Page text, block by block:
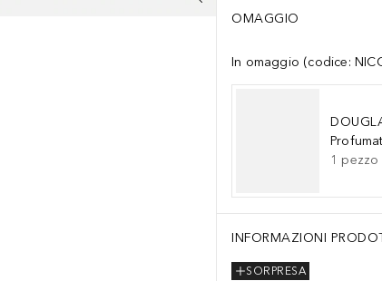
OMAGGIO
In omaggio (codice:
1 pezzo
INFORMAZIONI
SORPRESA